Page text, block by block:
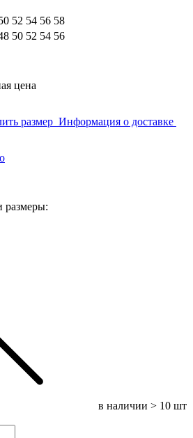
52 54 56 58
50 52 54 56
цена
размер Информация о доставке
размеры:
в наличии > 10 шт